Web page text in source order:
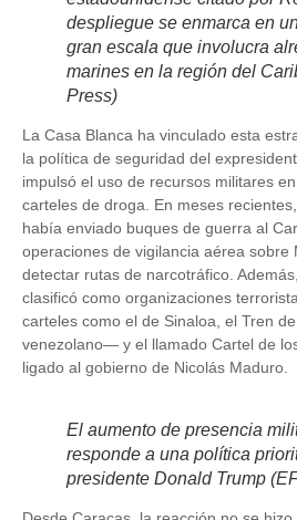
despliegue se enmarca en
gran escala que involucra
marines en la región del
Press)
La Casa Blanca ha vinculado esta
la política de seguridad del
impulsó el uso de recursos militares
carteles de droga. En meses
había enviado buques de guerra al
operaciones de vigilancia aérea sobre
detectar rutas de narcotráfico.
clasificó como organizaciones
carteles como el de Sinaloa, el Tren
venezolano— y el llamado Cartel de
ligado al gobierno de Nicolás Maduro.
El aumento de presencia
responde a una política
presidente Donald Trump